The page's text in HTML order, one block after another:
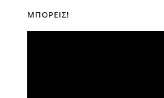
ΜΠΟΡΕΊΣ!